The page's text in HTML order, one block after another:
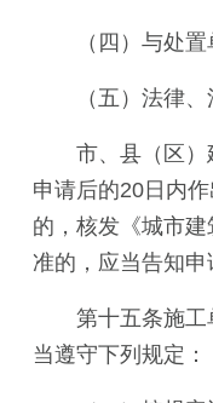
（四）与处
（五）法律
市、县（区）
申请后的20日内
的，核发《城市
准的，应当告知申
第十五条施
当遵守下列规定：